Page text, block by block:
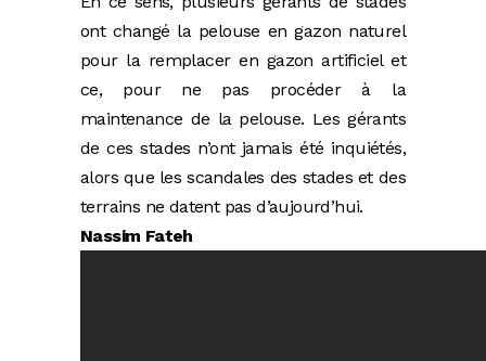
ont changé la pelouse en gazon naturel
pour la remplacer en gazon artificiel et
ce, pour ne pas procéder à la
maintenance de la pelouse. Les gérants
de ces stades n’ont jamais été inquiétés,
alors que les scandales des stades et des
terrains ne datent pas d’aujourd’hui.
Nassim Fateh